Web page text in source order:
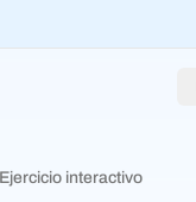
Ejercicio interactivo